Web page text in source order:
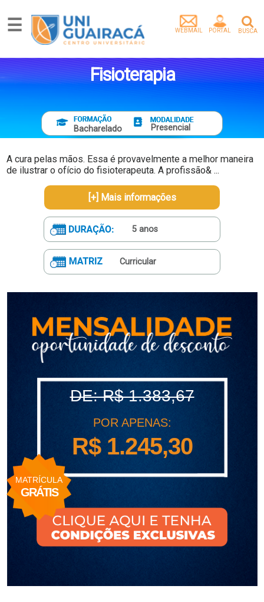
Graduação
Graduação
Extensão
Egressos
Extensão
Vídeos
Instituição
Empresa
parceira
Tenha
Calendário
Acadêmico
Portal
da
Biblioteca
Guairacard
Opções
Contato
☰ BUSCA
PORTAL
WEBMAIL
Fisioterapia
Bacharelado Presencial
A cura pelas mãos. Essa é provavelmente a melhor maneira
de ilustrar o ofício do fisioterapeuta. A profissão& ...
[+] Mais informações
5 anos
Curricular
MATRÍCULA
GRÁTIS
DE: R$ 1.383,67
POR APENAS:
R$ 1.245,30